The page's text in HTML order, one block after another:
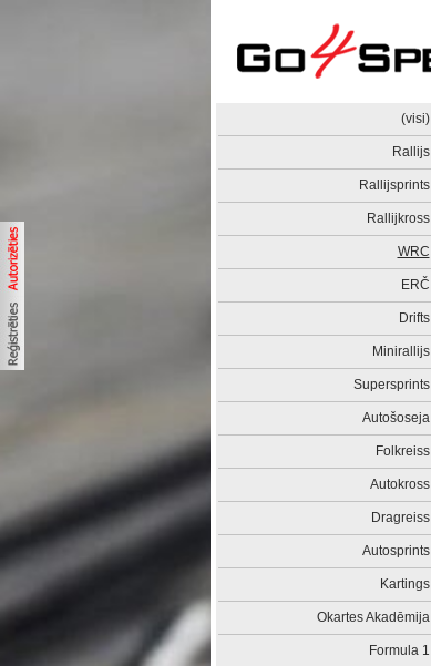
(visi)
Rallijs
Rallijsprints
Rallijkross
WRC
ERČ
Drifts
Minirallijs
Supersprints
Autošoseja
Folkreiss
Autokross
Dragreiss
Autosprints
Kartings
Okartes Akadēmija
Formula 1